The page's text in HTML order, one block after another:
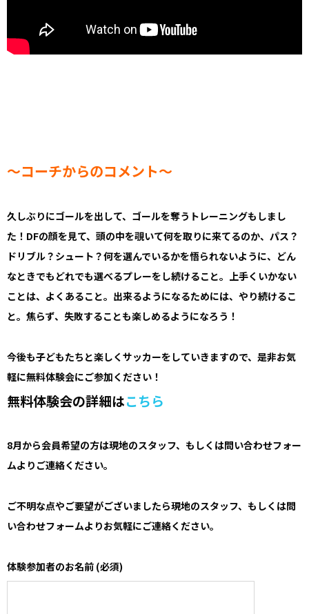
～コーチからのコメント～
久しぶりにゴールを出して、ゴールを奪うトレーニングもしまし
た！DFの顔を見て、頭の中を覗いて何を取りに来てるのか、パス？
ドリブル？シュート？何を選んでいるかを悟られないように、どん
なときでもどれでも選べるプレーをし続けること。上手くいかない
ことは、よくあること。出来るようになるためには、やり続けるこ
と。焦らず、失敗することも楽しめるようになろう！
今後も子どもたちと楽しくサッカーをしていきますので、是非お気
軽に無料体験会にご参加ください！
無料体験会の詳細はこちら
8月から会員希望の方は現地のスタッフ、もしくは問い合わせフォー
ムよりご連絡ください。
ご不明な点やご要望がございましたら現地のスタッフ、もしくは問
い合わせフォームよりお気軽にご連絡ください。
体験参加者のお名前 (必須)